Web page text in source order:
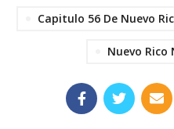
Capitulo 56 De Nuevo
Nuevo Rico